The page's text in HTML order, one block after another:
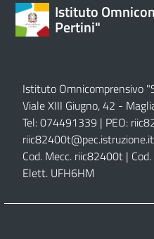
Istituto
Pertini"
Istituto Omnicomprensivo
Viale XIII Giugno, 42 -
Tel: 074491339 | PEO:
riic82400t@pec.istruzione.it
Cod. Mecc. riic82400t |
Elett. UFH6HM